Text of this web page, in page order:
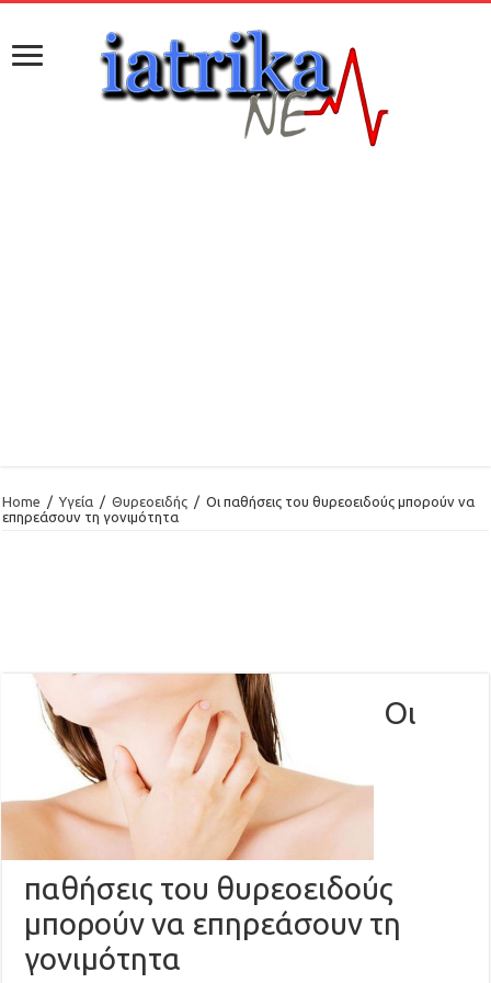
Home / Υγεία / Θυρεοειδής / Οι παθήσεις του θυρεοειδούς μπορούν να
επηρεάσουν τη γονιμότητα
Οι
παθήσεις του θυρεοειδούς
μπορούν να επηρεάσουν τη
γονιμότητα